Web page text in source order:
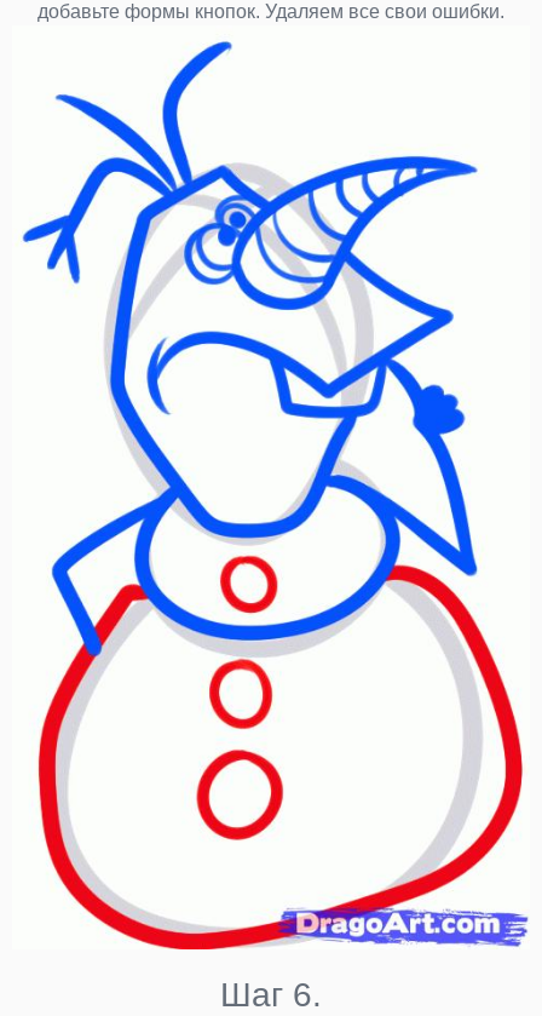
добавьте формы кнопок. Удаляем все свои ошибки.
Шаг 6.